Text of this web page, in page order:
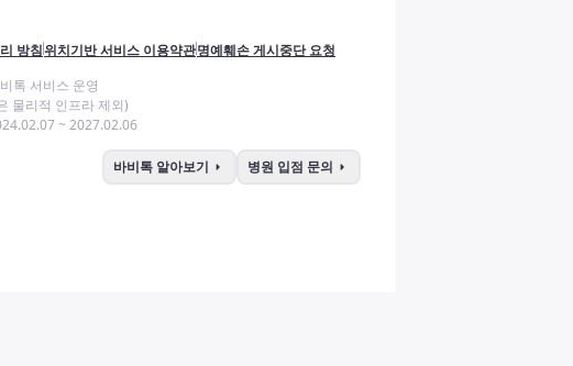
방침위치기반 서비스 이용약관명예훼손 게시중단 요청
톡 서비스 운영
물리적 인프라 제외)
~ 2027.02.06
바비톡 알아보기 arrow_right 병원 입점 문의 arrow_right